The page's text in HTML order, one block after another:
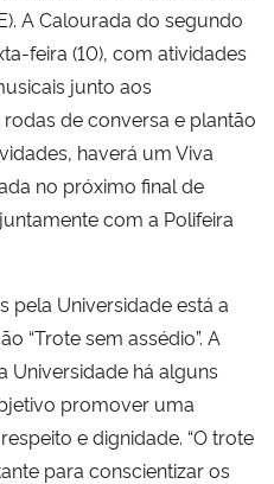
A Calourada do segundo
feira (10), com atividades
junto aos
de conversa e plantão
haverá um Viva
no próximo final de
com a Polifeira
pela Universidade está a
“Trote sem assédio”. A
Universidade há alguns
promover uma
e dignidade. “O trote
para conscientizar os